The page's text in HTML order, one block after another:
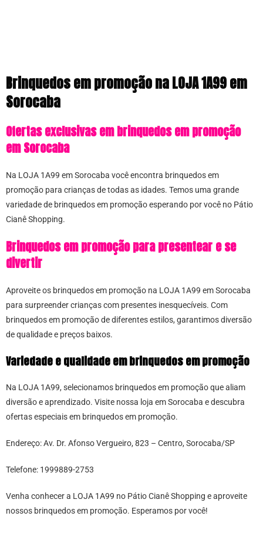
Brinquedos em promoção na LOJA 1A99 em
Sorocaba
Ofertas exclusivas em brinquedos em promoção
em Sorocaba
Na LOJA 1A99 em Sorocaba você encontra brinquedos em
promoção para crianças de todas as idades. Temos uma grande
variedade de brinquedos em promoção esperando por você no Pátio
Cianê Shopping.
Brinquedos em promoção para presentear e se
divertir
Aproveite os brinquedos em promoção na LOJA 1A99 em Sorocaba
para surpreender crianças com presentes inesquecíveis. Com
brinquedos em promoção de diferentes estilos, garantimos diversão
de qualidade e preços baixos.
Variedade e qualidade em brinquedos em promoção
Na LOJA 1A99, selecionamos brinquedos em promoção que aliam
diversão e aprendizado. Visite nossa loja em Sorocaba e descubra
ofertas especiais em brinquedos em promoção.
Endereço: Av. Dr. Afonso Vergueiro, 823 – Centro, Sorocaba/SP
Telefone: 1999889-2753
Venha conhecer a LOJA 1A99 no Pátio Cianê Shopping e aproveite
nossos brinquedos em promoção. Esperamos por você!